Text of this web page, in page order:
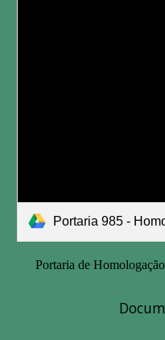
Portaria 985 -
Portaria de